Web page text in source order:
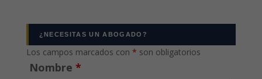
¿NECESITAS UN ABOGADO?
Los campos marcados con * son obligatorios
Nombre *